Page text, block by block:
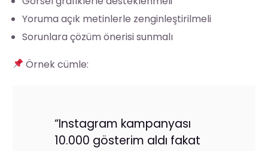
Yoruma açık metinlerle zenginleştirilmeli
Sorunlara çözüm önerisi sunmalı
Örnek cümle:
“Instagram kampanyası
10.000 gösterim aldı fakat